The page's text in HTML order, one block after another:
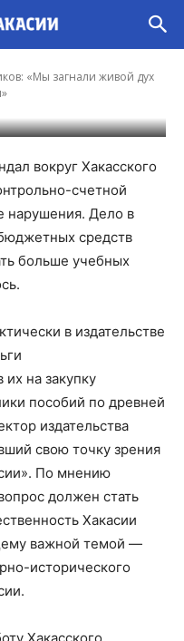
«Мы загнали живой дух
архивы»
вокруг Хакасского
счетной
нарушения. Дело в
средств
больше учебных
в издательстве
на закупку
пособий по древней
издательства
свою точку зрения
По мнению
должен стать
Хакасии
важной темой —
исторического